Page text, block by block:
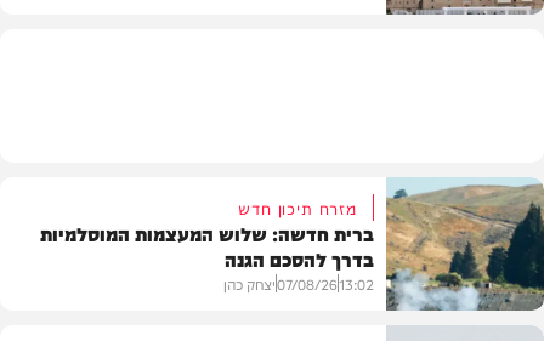
מזרח תיכון חדש
ברית חדשה: שלוש המעצמות המוסלמיות
בדרך להסכם הגנה
13:02
07/08/26יצחק כהן